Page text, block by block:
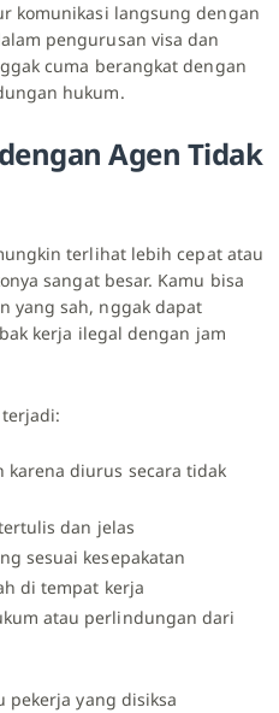
komunikasi langsung dengan
pengurusan visa dan
cuma berangkat dengan
hukum.
Agen Tidak
terlihat lebih cepat atau
sangat besar. Kamu bisa
yang sah, nggak dapat
kerja ilegal dengan jam
karena diurus secara tidak
dan jelas
sesuai kesepakatan
di tempat kerja
atau perlindungan dari
pekerja yang disiksa